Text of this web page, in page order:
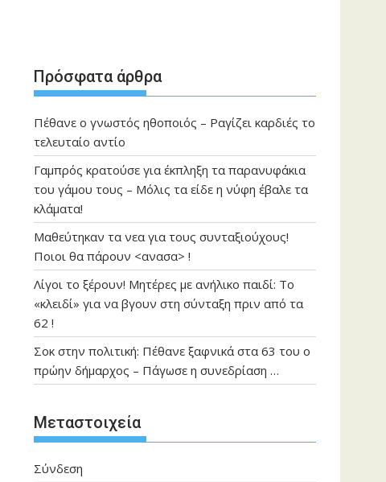
Πρόσφατα άρθρα
Πέθανε ο γνωστός ηθοποιός – Ραγίζει καρδιές το
τελευταίο αντίο
Γαμπρός κρατούσε για έκπληξη τα παρανυφάκια
του γάμου τους – Μόλις τα είδε η νύφη έβαλε τα
κλάματα!
Μαθεύτηκαν τα νεα για τους συνταξιούχους!
Ποιοι θα πάρουν <ανασα> !
Λίγοι το ξέρουν! Μητέρες με ανήλικο παιδί: Το
«κλειδί» για να βγουν στη σύνταξη πριν από τα
62 !
Σοκ στην πολιτική: Πέθανε ξαφνικά στα 63 του ο
πρώην δήμαρχος – Πάγωσε η συνεδρίαση …
Μεταστοιχεία
Σύνδεση